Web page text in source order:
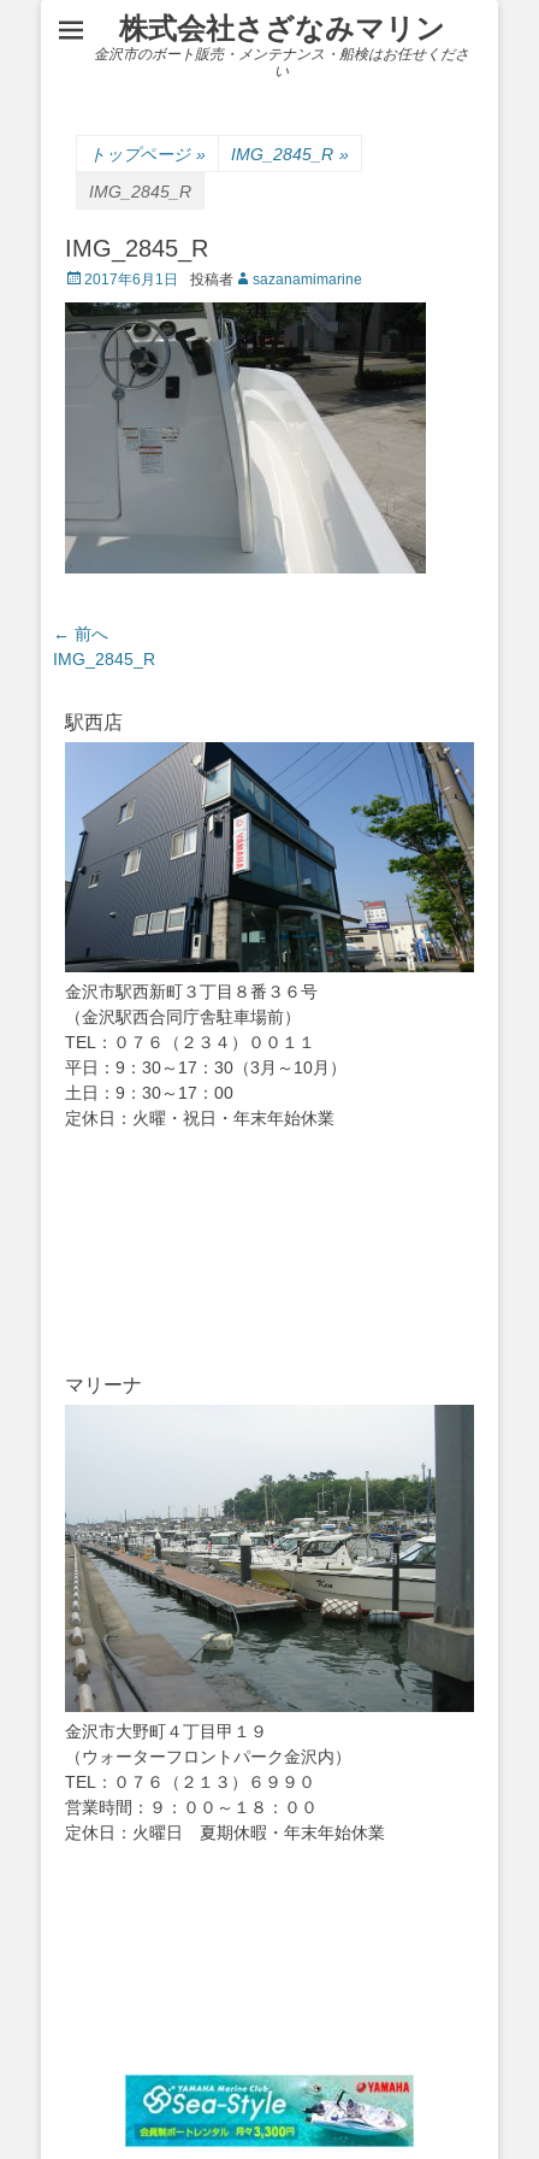
株式会社さざなみマリン
金沢市のボート販売・メンテナンス・船検はお任せくださ
い
トップページ » IMG_2845_R »
IMG_2845_R
IMG_2845_R
Posted
on
2017年6月1日 投稿者 sazanamimarine
投
稿
ビ
ゲ
ン
← 前へ
過
投
IMG_2845_R
駅西店
金沢市駅西新町３丁目８番３６号
（金沢駅西合同庁舎駐車場前）
TEL：０７６（２３４）００１１
平日：9：30～17：30（3月～10月）
土日：9：30～17：00
定休日：火曜・祝日・年末年始休業
マリーナ
金沢市大野町４丁目甲１９
（ウォーターフロントパーク金沢内）
TEL：０７６（２１３）６９９０
営業時間：９：００～１８：００
定休日：火曜日 夏期休暇・年末年始休業